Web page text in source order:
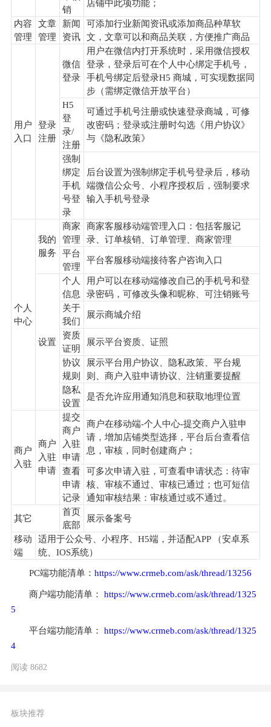
销
店铺中此项功能；
内容
管理
文章
管理
新闻
资讯
可添加行业新闻资讯或添加商品种草软
文，文章可以和商品关联，方便推广商品
用户
入口
登录
注册
微信
登录
用户在微信内打开系统时，采用微信授权
登录，登录后可在个人中心绑定手机号，
手机号绑定后登录H5 商城，可实现数据同
步（需绑定微信开放平台）
H5
登
录/
注册
可通过手机号注册或快速登录商城，可修
改密码；登录或注册时勾选《用户协议》
与《隐私政策》
强制
绑定
手机
号登
录
后台设置为强制绑定手机号登录后，移动
端微信公众号、小程序授权后，强制要求
输入手机号登录
个人
中心
我的
服务
商家
管理
商家客服移动端管理入口：包括客服记
录、订单核销、订单管理、商家管理
平台
管理
平台客服移动端接待客户咨询入口
设置
个人
信息
用户可以在移动端修改自己的手机号和登
录密码，可修改头像和昵称、可注销账号
关于
我们
展示商城介绍
资质
证明
展示平台资质、证照
协议
规则
展示平台用户协议、隐私政策、平台规
则、商户入驻申请协议、注销重要提醒
隐私
设置
是否允许应用通知消息和获取地理位置
商户
入驻
商户
入驻
申请
提交
商户
入驻
申请
商户在移动端-个人中心-提交商户入驻申
请，增加店铺类型选择，平台后台查看信
息，审核，同时创建商户；
查看
申请
记录
可多次申请入驻，可查看申请状态：待审
核、审核不通过、审核已通过；也可短信
通知审核结果：审核通过或不通过。
其它
首页
底部
展示备案号
移动
端
适用于公众号、小程序、H5端，并适配APP （安卓系
统、IOS系统）
PC端功能清单： https://www.crmeb.com/ask/thread/13256
商户端功能清单： https://www.crmeb.com/ask/thread/1325
5
平台端功能清单： https://www.crmeb.com/ask/thread/1325
4
阅读 8682
板块推荐